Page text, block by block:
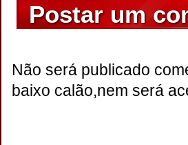
Postar um
Não será publicado
baixo calão,nem será